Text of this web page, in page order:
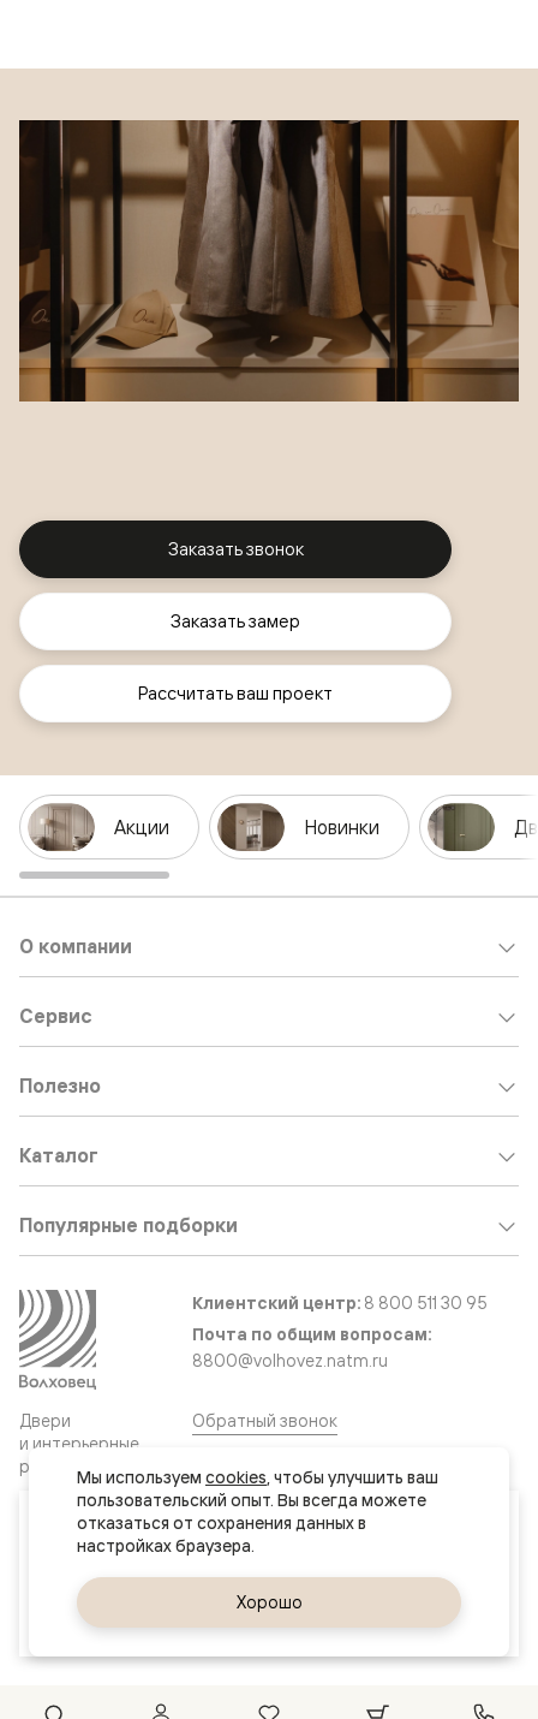
Ваш город
Заказать звонок
Заказать замер
Рассчитать ваш проект
Акции Новинки
Двери
и интерьерные
решения
О компании
Сервис
Полезно
Каталог
Популярные подборки
Клиентский центр: 8 800 511 30 95
Почта по общим вопросам:
8800@volhovez.natm.ru
Обратный звонок
Сайт не является публичной офертой
Правовая информация
Дизайн сайта совместно с агентством
Мы используем cookies, чтобы улучшить ваш
пользовательский опыт. Вы всегда можете
отказаться от сохранения данных в
Хорошо